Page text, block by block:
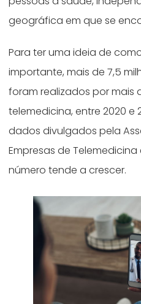
geográfica em que se
Para ter uma ideia de
importante, mais de 7,5
foram realizados por mais
telemedicina, entre 2020 e
dados divulgados pela
Empresas de Telemedicina
número tende a crescer.